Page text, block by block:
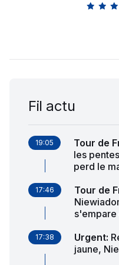
Fil actu
19:05 Tour de
les
perd le
17:46 Tour de
s'empare
17:38 Urgent:
jaune,